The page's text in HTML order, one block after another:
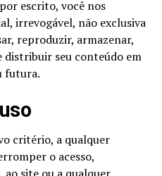
escrito, você nos
irrevogável, não exclusiva
reproduzir, armazenar,
seu conteúdo em
futura.
critério, a qualquer
o acesso,